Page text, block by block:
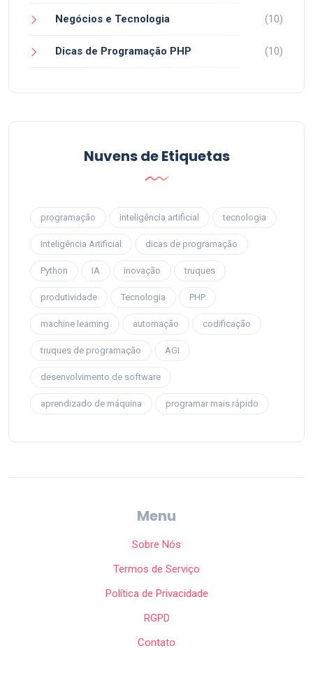
Negócios e Tecnologia (10)
Dicas de Programação PHP (10)
Nuvens de Etiquetas
programação inteligência artificial tecnologia
Inteligência Artificial dicas de programação
Python IA inovação truques
produtividade Tecnologia PHP
machine learning automação codificação
truques de programação AGI
desenvolvimento de software
aprendizado de máquina programar mais rápido
Menu
Sobre Nós
Termos de Serviço
Política de Privacidade
RGPD
Contato